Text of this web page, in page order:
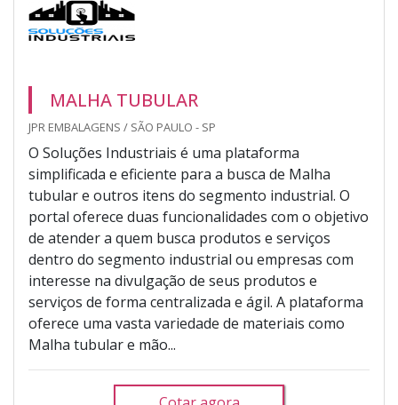
MALHA TUBULAR
JPR EMBALAGENS / SÃO PAULO - SP
O Soluções Industriais é uma plataforma
simplificada e eficiente para a busca de Malha
tubular e outros itens do segmento industrial. O
portal oferece duas funcionalidades com o objetivo
de atender a quem busca produtos e serviços
dentro do segmento industrial ou empresas com
interesse na divulgação de seus produtos e
serviços de forma centralizada e ágil. A plataforma
oferece uma vasta variedade de materiais como
Malha tubular e mão...